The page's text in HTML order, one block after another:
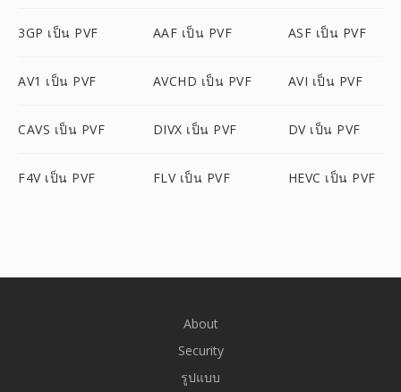
3GP เป็น PVF AAF เป็น PVF ASF เป็น PVF
AV1 เป็น PVF AVCHD เป็น PVF AVI เป็น PVF
CAVS เป็น PVF DIVX เป็น PVF DV เป็น PVF
F4V เป็น PVF FLV เป็น PVF HEVC เป็น PVF
About
Security
รูปแบบ